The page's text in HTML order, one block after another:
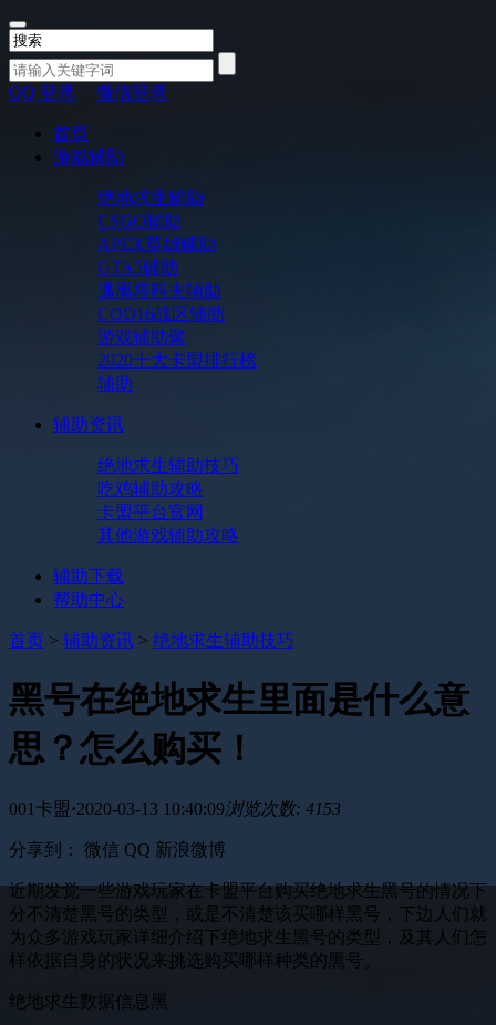
QQ 登录 微信登录
首页
游戏辅助
绝地求生辅助
CSGO辅助
APEX英雄辅助
GTA5辅助
逃离塔科夫辅助
COD16战区辅助
游戏辅助聚
2020十大卡盟排行榜
辅助
辅助资讯
绝地求生辅助技巧
吃鸡辅助攻略
卡盟平台官网
其他游戏辅助攻略
辅助下载
帮助中心
首页 > 辅助资讯 > 绝地求生辅助技巧
黑号在绝地求生里面是什么意
思？怎么购买！
001卡盟·2020-03-13 10:40:09浏览次数: 4153
分享到： 微信 QQ 新浪微博
近期发觉一些游戏玩家在卡盟平台购买绝地求生黑号的情况下
分不清楚黑号的类型，或是不清楚该买哪样黑号，下边人们就
为众多游戏玩家详细介绍下绝地求生黑号的类型，及其人们怎
样依据自身的状况来挑选购买哪样种类的黑号。
绝地求生数据信息黑